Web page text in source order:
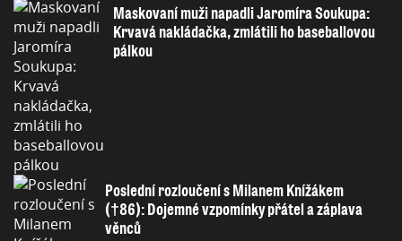
Maskovaní muži napadli Jaromíra Soukupa:
Krvavá nakládačka, zmlátili ho baseballovou
pálkou
Poslední rozloučení s Milanem Knížákem
(†86): Dojemné vzpomínky přátel a záplava
věnců